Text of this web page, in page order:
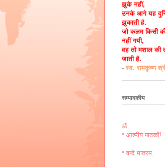
झुके नहीं,
उनके आगे यह
झुकाती है.
जो कलम किसी
नहीं गयी,
वह तो मशाल की
जाती है.
- स्व. रामकृष्ण
सम्पादकीय
ॐ
* आत्मीय पाठकों!
* वन्दे मातरम.